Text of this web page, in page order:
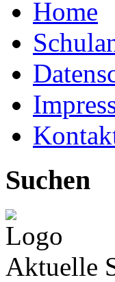
Home
Suchen
Aktuelle